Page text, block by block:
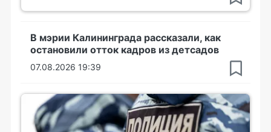
В мэрии Калининграда рассказали, как
остановили отток кадров из детсадов
07.08.2026 19:39